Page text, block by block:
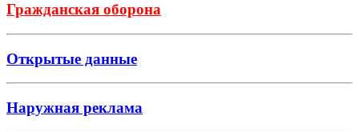
Гражданская оборона
Открытые данные
Наружная реклама